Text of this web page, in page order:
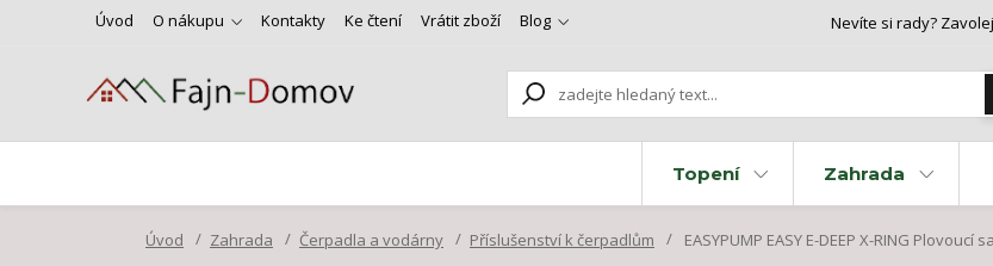
Úvod O nákupu Kontakty Ke čtení Vrátit zboží Blog Nevíte si rady?
Topení Zahrada
Úvod Zahrada Čerpadla a vodárny Příslušenství k čerpadlům EASYPUMP EASY E-DEEP X-RING Plovoucí